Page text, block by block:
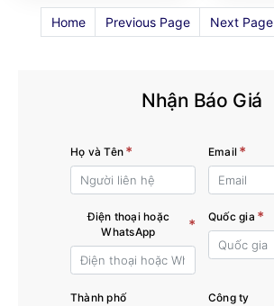
Home Previous Page Next Page
Nhận Báo Giá
Họ và Tên * Email *
Điện thoại hoặc
WhatsApp
* Quốc gia *
Thành phố Công ty